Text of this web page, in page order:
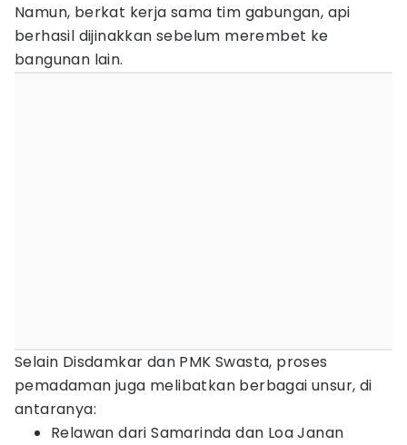
Namun, berkat kerja sama tim gabungan, api
berhasil dijinakkan sebelum merembet ke
bangunan lain.
Selain Disdamkar dan PMK Swasta, proses
pemadaman juga melibatkan berbagai unsur, di
antaranya:
Relawan dari Samarinda dan Loa Janan